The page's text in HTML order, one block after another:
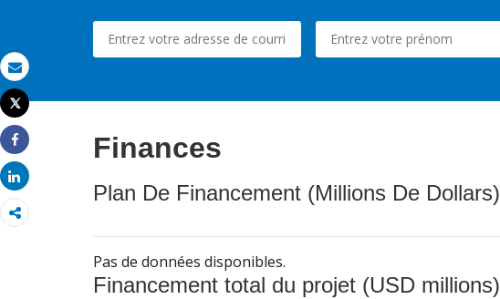
Email
Imprimer
Tweet
Share
Share
Finances
Plan De Financement (Millions De Dollars)
Pas de données disponibles.
Financement total du projet (USD millions)